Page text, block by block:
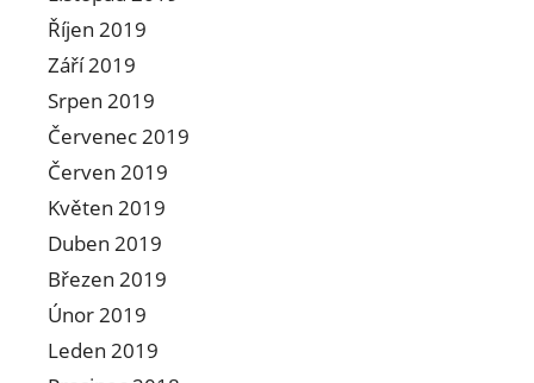
Říjen 2019
Září 2019
Srpen 2019
Červenec 2019
Červen 2019
Květen 2019
Duben 2019
Březen 2019
Únor 2019
Leden 2019